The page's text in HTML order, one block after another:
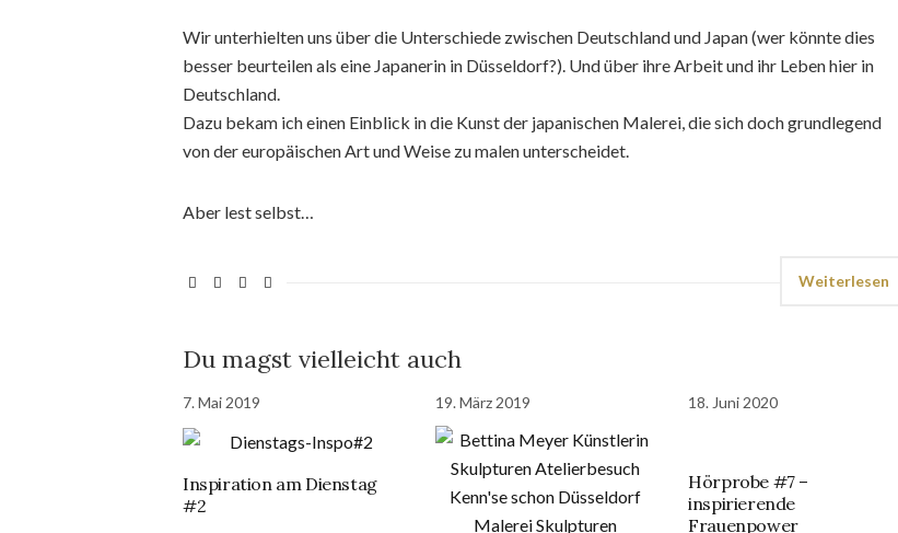
Wir unterhielten uns über die Unterschiede zwischen Deutschland und Japan (wer könnte dies
besser beurteilen als eine Japanerin in Düsseldorf?). Und über ihre Arbeit und ihr Leben hier in
Deutschland.
Dazu bekam ich einen Einblick in die Kunst der japanischen Malerei, die sich doch grundlegend
von der europäischen Art und Weise zu malen unterscheidet.
Aber lest selbst…
Weiterlesen
Du magst vielleicht auch
7. Mai 2019
Inspiration am Dienstag
#2
19. März 2019 18. Juni 2020
Hörprobe #7 –
inspirierende
Frauenpower